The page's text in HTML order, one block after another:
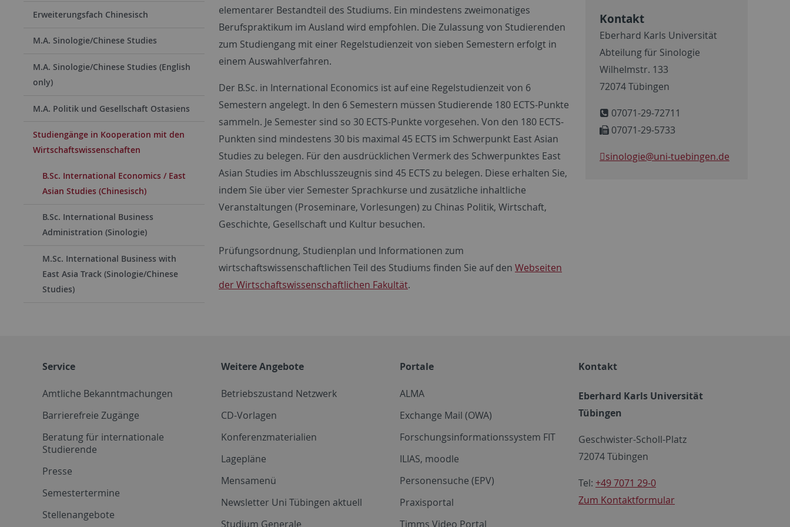
Erweiterungsfach Chinesisch
M.A. Sinologie/Chinese Studies
M.A. Sinologie/Chinese Studies (English
only)
M.A. Politik und Gesellschaft Ostasiens
Studiengänge in Kooperation mit den
Wirtschaftswissenschaften
B.Sc. International Economics / East
Asian Studies (Chinesisch)
B.Sc. International Business
Administration (Sinologie)
M.Sc. International Business with
East Asia Track (Sinologie/Chinese
Studies)
elementarer Bestandteil des Studiums. Ein mindestens zweimonatiges
Berufspraktikum im Ausland wird empfohlen. Die Zulassung von Studierenden
zum Studiengang mit einer Regelstudienzeit von sieben Semestern erfolgt in
einem Auswahlverfahren.
Der B.Sc. in International Economics ist auf eine Regelstudienzeit von 6
Semestern angelegt. In den 6 Semestern müssen Studierende 180 ECTS-Punkte
sammeln. Je Semester sind so 30 ECTS-Punkte vorgesehen. Von den 180 ECTS-
Punkten sind mindestens 30 bis maximal 45 ECTS im Schwerpunkt East Asian
Studies zu belegen. Für den ausdrücklichen Vermerk des Schwerpunktes East
Asian Studies im Abschlusszeugnis sind 45 ECTS zu belegen. Diese erhalten Sie,
indem Sie über vier Semester Sprachkurse und zusätzliche inhaltliche
Veranstaltungen (Proseminare, Vorlesungen) zu Chinas Politik, Wirtschaft,
Geschichte, Gesellschaft und Kultur besuchen.
Prüfungsordnung, Studienplan und Informationen zum
wirtschaftswissenschaftlichen Teil des Studiums finden Sie auf den Webseiten
der Wirtschaftswissenschaftlichen Fakultät.
Kontakt
Eberhard Karls Universität
Abteilung für Sinologie
Wilhelmstr. 133
72074 Tübingen
07071-29-72711
07071-29-5733
sinologie@uni-tuebingen.de
Service
Amtliche Bekanntmachungen
Barrierefreie Zugänge
Beratung für internationale
Studierende
Presse
Semestertermine
Stellenangebote
Weitere Angebote
Betriebszustand Netzwerk
CD-Vorlagen
Konferenzmaterialien
Lagepläne
Mensamenü
Newsletter Uni Tübingen aktuell
Studium Generale
Portale
ALMA
Exchange Mail (OWA)
Forschungsinformationssystem FIT
ILIAS, moodle
Personensuche (EPV)
Praxisportal
Timms Video Portal
Kontakt
Eberhard Karls Universität
Tübingen
Geschwister-Scholl-Platz
72074 Tübingen
Tel: +49 7071 29-0
Zum Kontaktformular